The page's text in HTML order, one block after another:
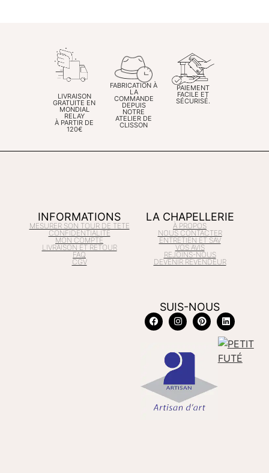
LIVRAISON
GRATUITE EN
MONDIAL
RELAY
À PARTIR DE
120€
FABRICATION À
LA
COMMANDE
DEPUIS
NOTRE
ATELIER DE
CLISSON
PAIEMENT
FACILE ET
SÉCURISÉ.
INFORMATIONS
MESURER SON TOUR DE TETE
CONFIDENTIALITÉ
MON COMPTE
LIVRAISON ET RETOUR
FAQ
CGV
LA CHAPELLERIE
À PROPOS
NOUS CONTACTER
ENTRETIEN ET SAV
VOS AVIS
REJOINS-NOUS
DEVENIR REVENDEUR
SUIS-NOUS